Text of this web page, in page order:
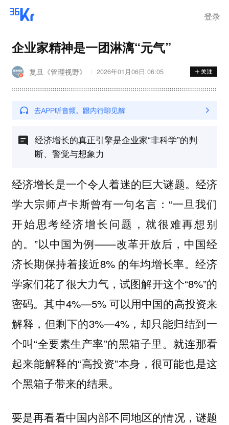
登录
企业家精神是一团淋漓“元气”
复旦《管理视野》 2026年01月06日 06:05
经济增长的真正引擎是企业家“非科学”的判
断、警觉与想象力
经济增长是一个令人着迷的巨大谜题。经济
学大宗师卢卡斯曾有一句名言：“一旦我们
开始思考经济增长问题，就很难再想别
的。”以中国为例——改革开放后，中国经
济长期保持着接近8% 的年均增长率。经济
学家们花了很大力气，试图解开这个“8%”的
密码。其中4%—5% 可以用中国的高投资来
解释，但剩下的3%—4%，却只能归结到一
个叫“全要素生产率”的黑箱子里。就连那看
起来能解释的“高投资”本身，很可能也是这
个黑箱子带来的结果。
要是再看看中国内部不同地区的情况，谜题